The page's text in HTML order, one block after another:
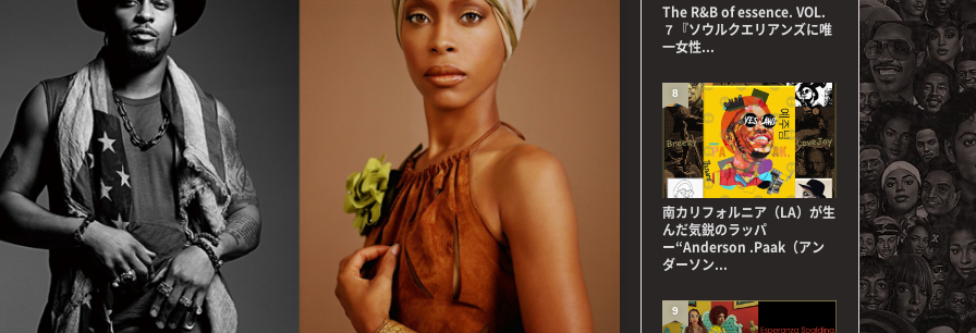
The R&B of essence. VOL.
７『ソウルクエリアンズに唯
一女性...
南カリフォルニア（LA）が生
んだ気鋭のラッパ
ー“Anderson .Paak（アン
ダーソン...
8
9